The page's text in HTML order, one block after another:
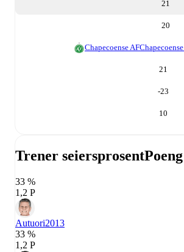
21
20
Chapecoense AF
21
-23
10
Trener seiersprosent
33 %
1,2 P
Autuori2013
33 %
1,2 P